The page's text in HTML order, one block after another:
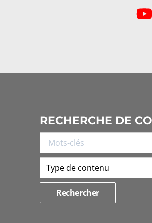
RECHERCHE DE
Type de contenu